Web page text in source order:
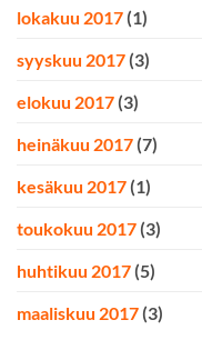
lokakuu 2017 (1)
syyskuu 2017 (3)
elokuu 2017 (3)
heinäkuu 2017 (7)
kesäkuu 2017 (1)
toukokuu 2017 (3)
huhtikuu 2017 (5)
maaliskuu 2017 (3)